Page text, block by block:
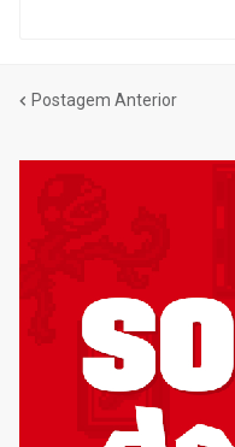
Postagem Anterior